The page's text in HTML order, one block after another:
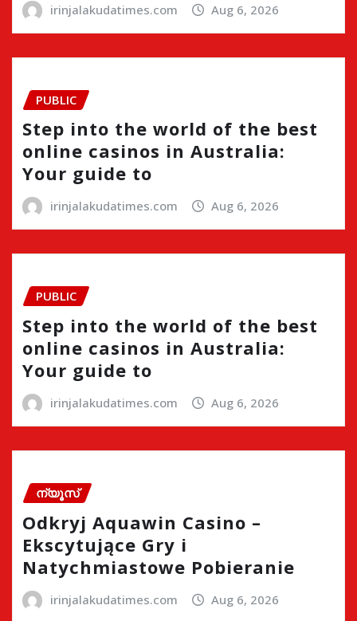
irinjalakudatimes.com Aug 6, 2026
PUBLIC
Step into the world of the best
online casinos in Australia:
Your guide to
irinjalakudatimes.com Aug 6, 2026
PUBLIC
Step into the world of the best
online casinos in Australia:
Your guide to
irinjalakudatimes.com Aug 6, 2026
ന്യൂസ്
Odkryj Aquawin Casino –
Ekscytujące Gry i
Natychmiastowe Pobieranie
irinjalakudatimes.com Aug 6, 2026